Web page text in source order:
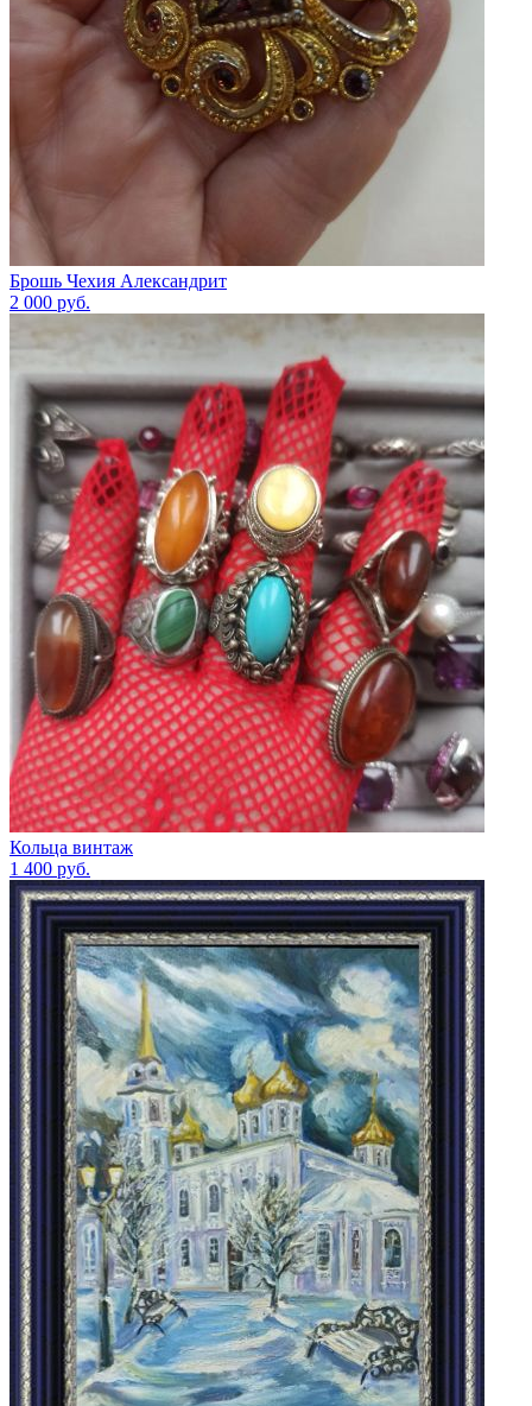
Брошь Чехия Александрит
2 000 руб.
Кольца винтаж
1 400 руб.